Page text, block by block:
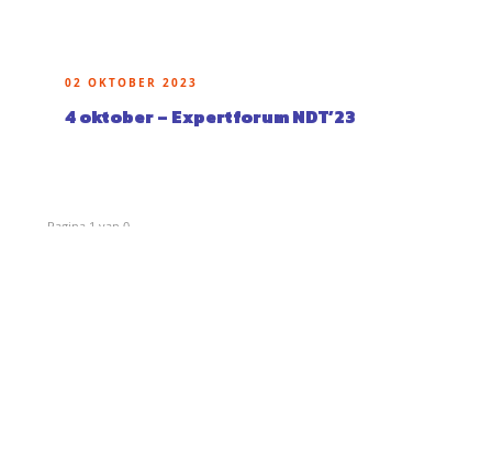
02 OKTOBER 2023
4 oktober – Expertforum NDT’23
Pagina 1 van 0